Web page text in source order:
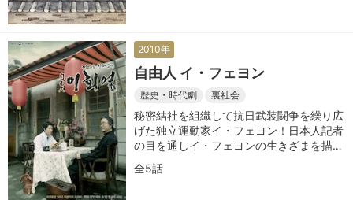
2010年
自由人 イ・フェヨン
歴史・時代劇 裏社会
秘密結社を組織して抗日武装闘争を繰り広
げた独立運動家イ・フェヨン！日本人記者
の目を通しイ・フェヨンの生きざまを描く
歴史ドラマ
全5話